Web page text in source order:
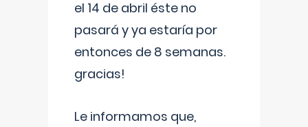
el 14 de abril éste no
pasará y ya estaría por
entonces de 8 semanas.
gracias!
Le informamos que,